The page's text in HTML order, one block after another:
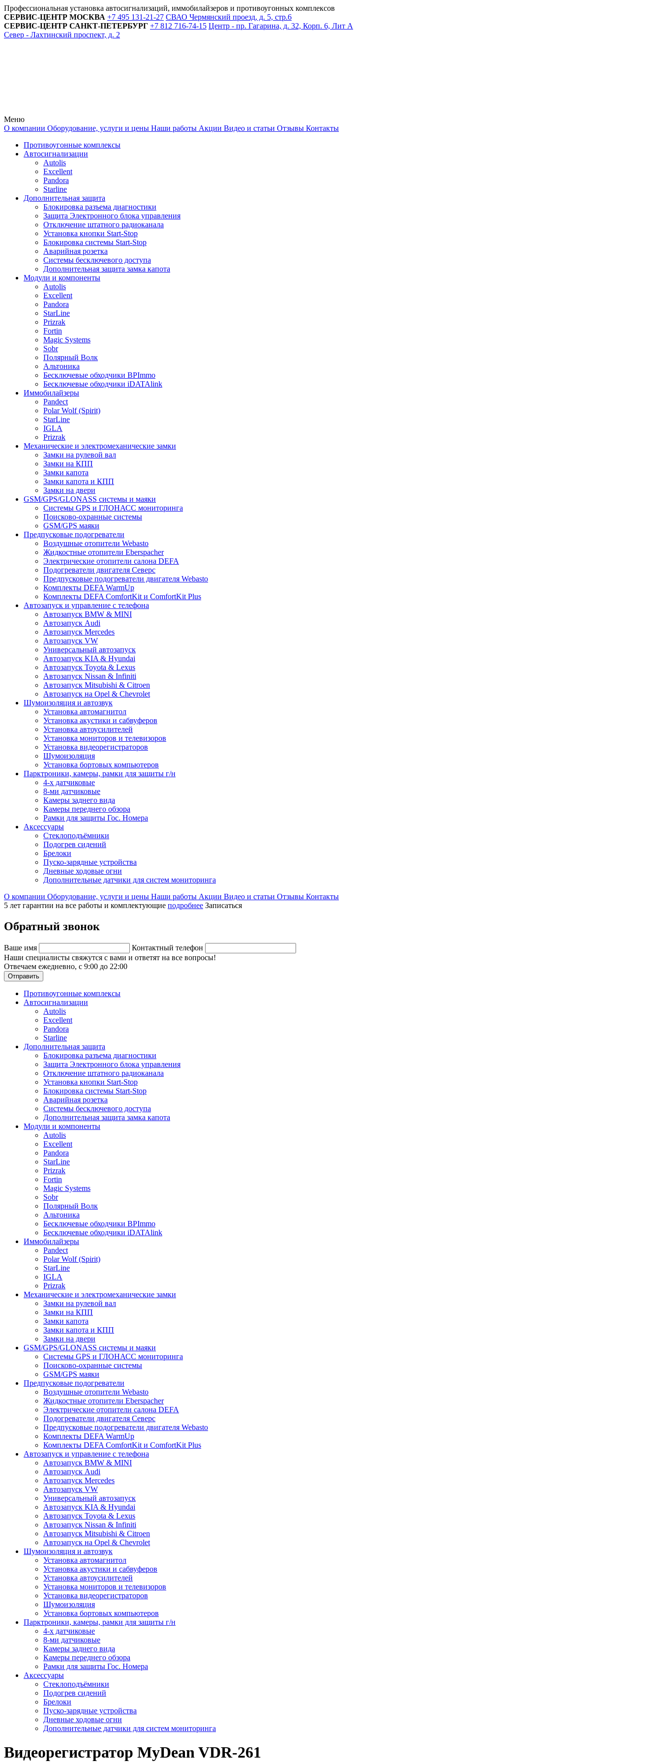
Профессиональная установка автосигнализаций, иммобилайзеров и противоугонных комплексов
СЕРВИС-ЦЕНТР МОСКВА +7 495 131-21-27 СВАО Чермянский проезд, д. 5, стр.6
СЕРВИС-ЦЕНТР САНКТ-ПЕТЕРБУРГ +7 812 716-74-15 Центр - пр. Гагарина, д. 32, Корп. 6, Лит А
Север - Лахтинский проспект, д. 2
Меню
О компании Оборудование, услуги и цены Наши работы Акции Видео и статьи Отзывы Контакты
Противоугонные комплексы
Автосигнализации
Autolis
Excellent
Pandora
Starline
Дополнительная защита
Блокировка разъема диагностики
Защита Электронного блока управления
Отключение штатного радиоканала
Установка кнопки Start-Stop
Блокировка системы Start-Stop
Аварийная розетка
Системы бесключевого доступа
Дополнительная защита замка капота
Модули и компоненты
Autolis
Excellent
Pandora
StarLine
Prizrak
Fortin
Magic Systems
Sobr
Полярный Волк
Альтоника
Бесключевые обходчики BPImmo
Бесключевые обходчики iDATAlink
Иммобилайзеры
Pandect
Polar Wolf (Spirit)
StarLine
IGLA
Prizrak
Механические и электромеханические замки
Замки на рулевой вал
Замки на КПП
Замки капота
Замки капота и КПП
Замки на двери
GSM/GPS/GLONASS системы и маяки
Системы GPS и ГЛОНАСС мониторинга
Поисково-охранные системы
GSM/GPS маяки
Предпусковые подогреватели
Воздушные отопители Webasto
Жидкостные отопители Eberspacher
Электрические отопители салона DEFA
Подогреватели двигателя Северс
Предпусковые подогреватели двигателя Webasto
Комплекты DEFA WarmUp
Комплекты DEFA ComfortKit и ComfortKit Plus
Автозапуск и управление с телефона
Автозапуск BMW & MINI
Автозапуск Audi
Автозапуск Mercedes
Автозапуск VW
Универсальный автозапуск
Автозапуск KIA & Hyundai
Автозапуск Toyota & Lexus
Автозапуск Nissan & Infiniti
Автозапуск Mitsubishi & Citroen
Автозапуск на Opel & Chevrolet
Шумоизоляция и автозвук
Установка автомагнитол
Установка акустики и сабвуферов
Установка автоусилителей
Установка мониторов и телевизоров
Установка видеорегистраторов
Шумоизоляция
Установка бортовых компьютеров
Парктроники, камеры, рамки для защиты г/н
4-х датчиковые
8-ми датчиковые
Камеры заднего вида
Камеры переднего обзора
Рамки для защиты Гос. Номера
Аксессуары
Стеклоподъёмники
Подогрев сидений
Брелоки
Пуско-зарядные устройства
Дневные ходовые огни
Дополнительные датчики для систем мониторинга
О компании Оборудование, услуги и цены Наши работы Акции Видео и статьи Отзывы Контакты
5 лет гарантии на все работы и комплектующие подробнее Записаться
Обратный звонок
Ваше имя
Контактный телефон
Наши специалисты свяжутся с вами и ответят на все вопросы!
Отвечаем ежедневно, с 9:00 до 22:00
Отправить
Противоугонные комплексы
Автосигнализации
Autolis
Excellent
Pandora
Starline
Дополнительная защита
Блокировка разъема диагностики
Защита Электронного блока управления
Отключение штатного радиоканала
Установка кнопки Start-Stop
Блокировка системы Start-Stop
Аварийная розетка
Системы бесключевого доступа
Дополнительная защита замка капота
Модули и компоненты
Autolis
Excellent
Pandora
StarLine
Prizrak
Fortin
Magic Systems
Sobr
Полярный Волк
Альтоника
Бесключевые обходчики BPImmo
Бесключевые обходчики iDATAlink
Иммобилайзеры
Pandect
Polar Wolf (Spirit)
StarLine
IGLA
Prizrak
Механические и электромеханические замки
Замки на рулевой вал
Замки на КПП
Замки капота
Замки капота и КПП
Замки на двери
GSM/GPS/GLONASS системы и маяки
Системы GPS и ГЛОНАСС мониторинга
Поисково-охранные системы
GSM/GPS маяки
Предпусковые подогреватели
Воздушные отопители Webasto
Жидкостные отопители Eberspacher
Электрические отопители салона DEFA
Подогреватели двигателя Северс
Предпусковые подогреватели двигателя Webasto
Комплекты DEFA WarmUp
Комплекты DEFA ComfortKit и ComfortKit Plus
Автозапуск и управление с телефона
Автозапуск BMW & MINI
Автозапуск Audi
Автозапуск Mercedes
Автозапуск VW
Универсальный автозапуск
Автозапуск KIA & Hyundai
Автозапуск Toyota & Lexus
Автозапуск Nissan & Infiniti
Автозапуск Mitsubishi & Citroen
Автозапуск на Opel & Chevrolet
Шумоизоляция и автозвук
Установка автомагнитол
Установка акустики и сабвуферов
Установка автоусилителей
Установка мониторов и телевизоров
Установка видеорегистраторов
Шумоизоляция
Установка бортовых компьютеров
Парктроники, камеры, рамки для защиты г/н
4-х датчиковые
8-ми датчиковые
Камеры заднего вида
Камеры переднего обзора
Рамки для защиты Гос. Номера
Аксессуары
Стеклоподъёмники
Подогрев сидений
Брелоки
Пуско-зарядные устройства
Дневные ходовые огни
Дополнительные датчики для систем мониторинга
Видеорегистратор MyDean VDR-261